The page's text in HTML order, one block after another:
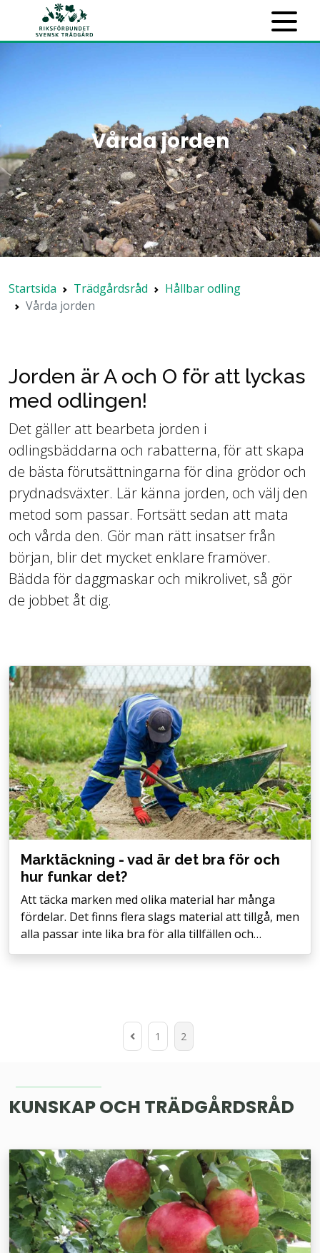
Vårda jorden
Startsida Trädgårdsråd
Hållbar odling
Vårda jorden
Jorden är A och O för att lyckas
med odlingen!
Det gäller att bearbeta jorden i
odlingsbäddarna och rabatterna, för att skapa
de bästa förutsättningarna för dina grödor och
prydnadsväxter. Lär känna jorden, och välj den
metod som passar. Fortsätt sedan att mata
och vårda den. Gör man rätt insatser från
början, blir det mycket enklare framöver.
Bädda för daggmaskar och mikrolivet, så gör
de jobbet åt dig.
Marktäckning - vad är det bra för och
hur funkar det?
Att täcka marken med olika material har många
fördelar. Det finns flera slags material att tillgå, men
alla passar inte lika bra för alla tillfällen och…
Gå
till
1 2
KUNSKAP OCH TRÄDGÅRDSRÅD